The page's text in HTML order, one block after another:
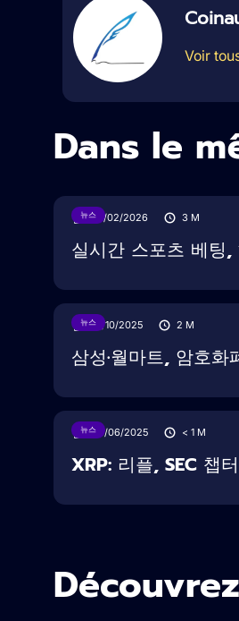
Voir
Dans le
뉴스05/02/2026 3 M
실시간 스포츠 베팅,
뉴스16/10/2025 2 M
삼성·월마트, 암호
뉴스28/06/2025 < 1 M
XRP: 리플, SEC 챕